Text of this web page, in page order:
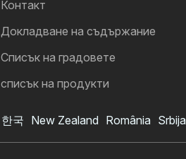
Контакт
Докладване на съдържание
Cписък на градовете
списък на продукти
한국 New Zealand România Srbija